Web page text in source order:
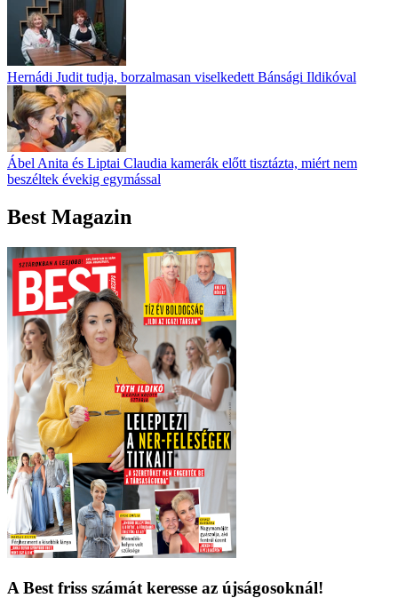
Hernádi Judit tudja, borzalmasan viselkedett Bánsági Ildikóval
Ábel Anita és Liptai Claudia kamerák előtt tisztázta, miért nem
beszéltek évekig egymással
Best Magazin
A Best friss számát keresse az újságosoknál!